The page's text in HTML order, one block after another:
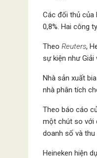
Các đối thủ của
0,8%. Hai công
Theo Reuters,
sự kiện như
Nhà sản xuất
nhà phân tích
Theo báo cáo
một chút so với
doanh số và
Heineken hiện